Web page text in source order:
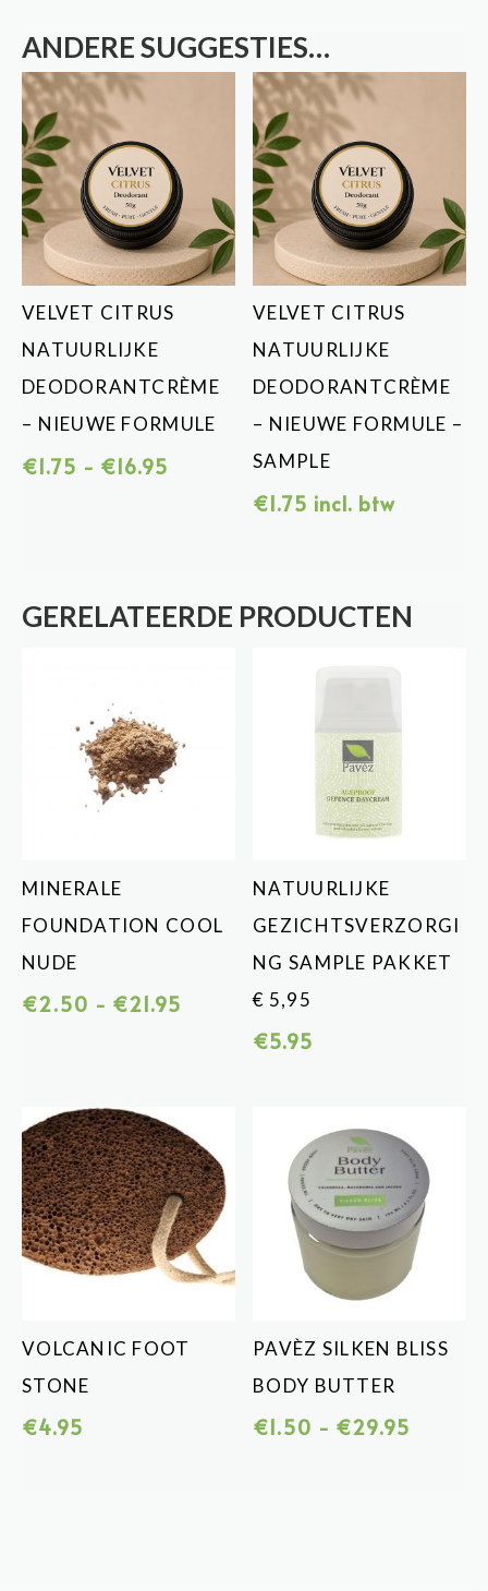
ANDERE SUGGESTIES…
VELVET CITRUS
NATUURLIJKE
DEODORANTCRÈME
– NIEUWE FORMULE
€1.75 - €16.95 Prijsklasse:
VELVET CITRUS
NATUURLIJKE
DEODORANTCRÈME
– NIEUWE FORMULE –
SAMPLE
€1.75 incl. btw
GERELATEERDE PRODUCTEN
MINERALE
FOUNDATION COOL
NUDE
€2.50 - €21.95 Prijsklasse:
NATUURLIJKE
GEZICHTSVERZORGI
NG SAMPLE PAKKET
€ 5,95
€5.95
VOLCANIC FOOT
STONE
€4.95
PAVÈZ SILKEN BLISS
BODY BUTTER
€1.50 - €29.95